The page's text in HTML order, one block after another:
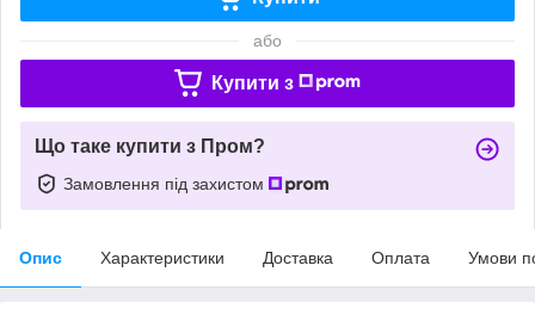
або
Купити з
Що таке купити з Пром?
Замовлення під захистом
Опис Характеристики Доставка Оплата Умови